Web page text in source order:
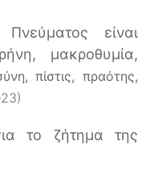
είναι
μακροθυμία,
πίστις, πραότης,
το ζήτημα της